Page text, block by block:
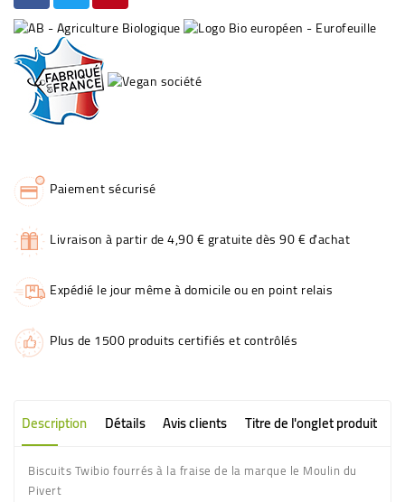
Paiement sécurisé
Livraison à partir de 4,90 € gratuite dès 90 € d'achat
Expédié le jour même à domicile ou en point relais
Plus de 1500 produits certifiés et contrôlés
Description Détails Avis clients Titre de l'onglet produit
Biscuits Twibio fourrés à la fraise de la marque le Moulin du
Pivert